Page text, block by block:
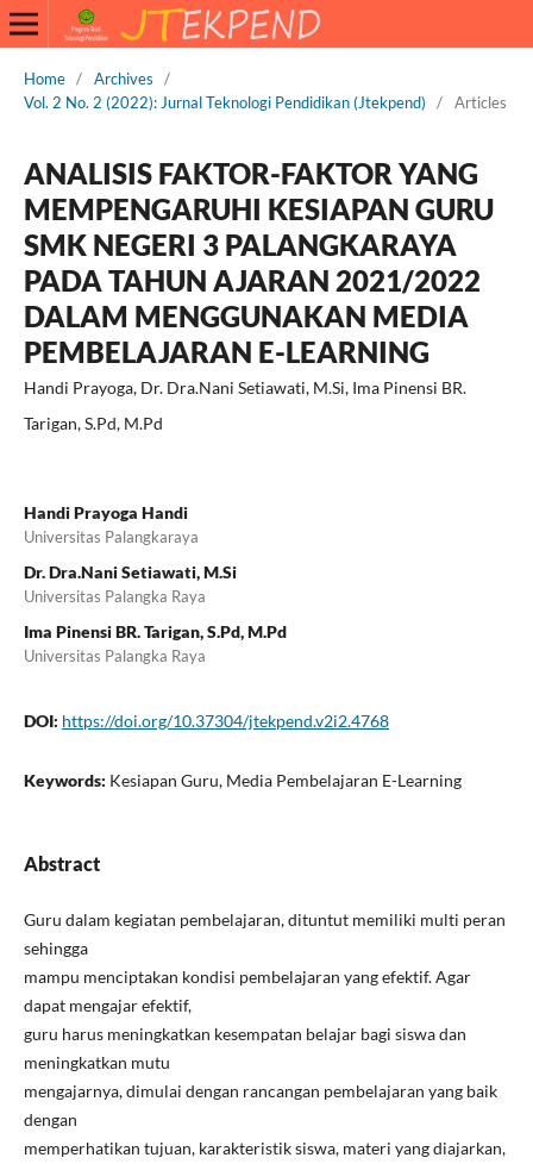
Home / Archives
/
Vol. 2 No. 2 (2022): Jurnal Teknologi Pendidikan (Jtekpend)
/ Articles
ANALISIS FAKTOR-FAKTOR YANG
MEMPENGARUHI KESIAPAN GURU
SMK NEGERI 3 PALANGKARAYA
PADA TAHUN AJARAN 2021/2022
DALAM MENGGUNAKAN MEDIA
PEMBELAJARAN E-LEARNING
Handi Prayoga, Dr. Dra.Nani Setiawati, M.Si, Ima Pinensi BR.
Tarigan, S.Pd, M.Pd
Handi Prayoga Handi
Universitas Palangkaraya
Dr. Dra.Nani Setiawati, M.Si
Universitas Palangka Raya
Ima Pinensi BR. Tarigan, S.Pd, M.Pd
Universitas Palangka Raya
DOI: https://doi.org/10.37304/jtekpend.v2i2.4768
Keywords: Kesiapan Guru, Media Pembelajaran E-Learning
Abstract
Guru dalam kegiatan pembelajaran, dituntut memiliki multi peran
sehingga
mampu menciptakan kondisi pembelajaran yang efektif. Agar
dapat mengajar efektif,
guru harus meningkatkan kesempatan belajar bagi siswa dan
meningkatkan mutu
mengajarnya, dimulai dengan rancangan pembelajaran yang baik
dengan
memperhatikan tujuan, karakteristik siswa, materi yang diajarkan,